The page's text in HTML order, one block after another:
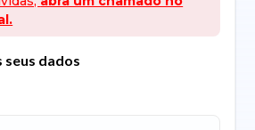
seus dados